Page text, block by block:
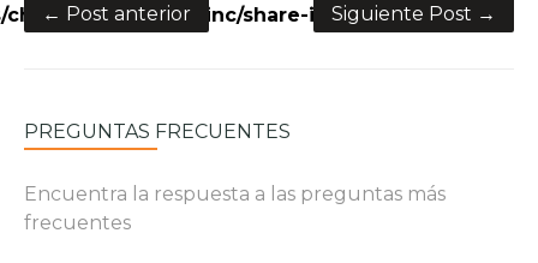
framework/inc/share-icons.phpon line28
← Post anterior Siguiente Post →
PREGUNTAS FRECUENTES
Encuentra la respuesta a las preguntas más
frecuentes